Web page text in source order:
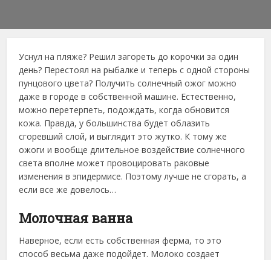
Уснул на пляже? Решил загореть до корочки за один
день? Перестоял на рыбалке и теперь с одной стороны
пунцового цвета? Получить солнечный ожог можно
даже в городе в собственной машине. Естественно,
можно перетерпеть, подождать, когда обновится
кожа. Правда, у большинства будет облазить
сгоревший слой, и выглядит это жутко. К тому же
ожоги и вообще длительное воздействие солнечного
света вполне может провоцировать раковые
изменения в эпидермисе. Поэтому лучше не сгорать, а
если все же довелось…
Молочная ванна
Наверное, если есть собственная ферма, то это
способ весьма даже подойдет. Молоко создает